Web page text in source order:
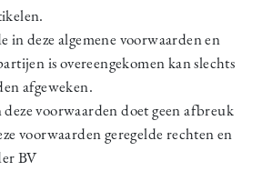
in deze algemene voorwaarden en
is overeengekomen kan slechts
afgeweken.
voorwaarden doet geen afbreuk
voorwaarden geregelde rechten en
BV